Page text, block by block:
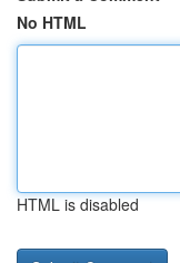
No HTML
HTML is disabled